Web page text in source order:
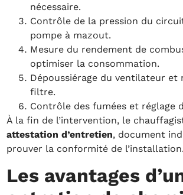
nécessaire.
Contrôle de la pression du
pompe à mazout.
Mesure du rendement de
optimiser la consommation.
Dépoussiérage du ventilateur et
filtre.
Contrôle des fumées et réglage
À la fin de l’intervention, le
attestation d’entretien, document
prouver la conformité de l’installation.
Les avantages